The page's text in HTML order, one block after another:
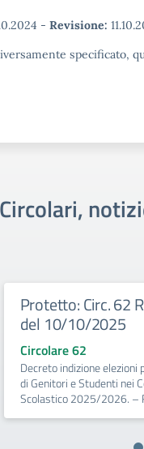
- Revisione:
specificato,
Circolari,
Protetto: Circ. 62
del 10/10/2025
Circolare 62
Decreto indizione
di Genitori e Studenti nei
Scolastico 2025/2026. –